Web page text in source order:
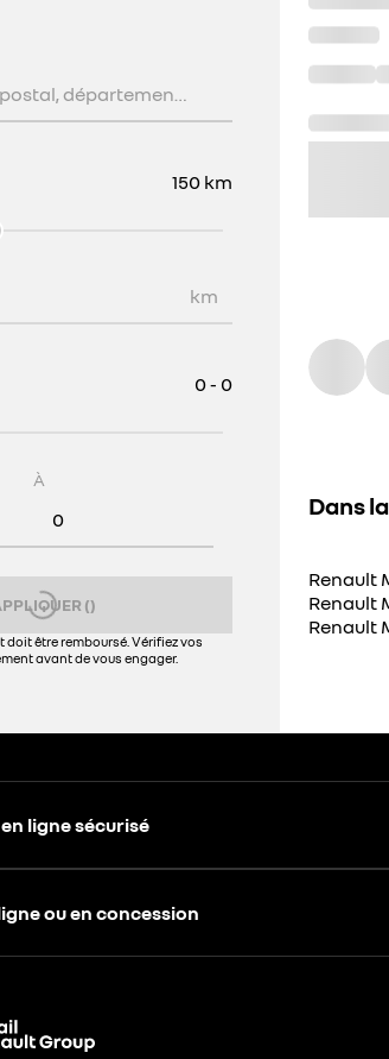
150 km
km
0 - 0
À
()
doit être remboursé. Vérifiez vos
avant de vous engager.
Dans
Renault
ligne sécurisé
ou en concession